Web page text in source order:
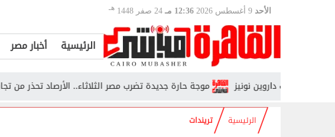
الأحد 12:36 مـ 24 صفر 1448 هـ
الرئيسية أخبار مصر
موجة حارة جديدة تضرب مصر الثلاثاء.. الأرصاد تحذر من تجاوز الحرارة 41... داروين نونيز
الرئيسية تريندات